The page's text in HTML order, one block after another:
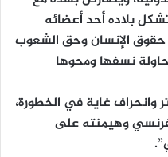
بلاده أحد أعضائه
حقوق الإنسان وحق الشعوب
نسفها ومحوها
وانحراف غاية في الخطورة،
وهيمنته على